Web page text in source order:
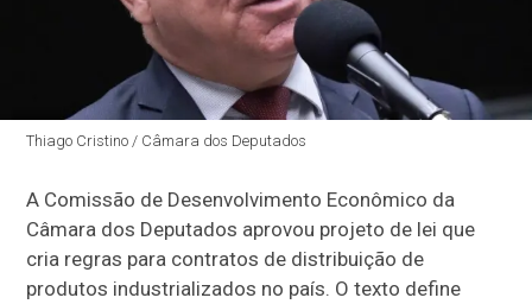
Thiago Cristino / Câmara dos Deputados
A Comissão de Desenvolvimento Econômico da
Câmara dos Deputados aprovou projeto de lei que
cria regras para contratos de distribuição de
produtos industrializados no país. O texto define